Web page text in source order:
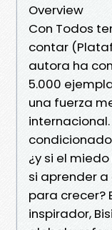
Overview
Con Todos
contar
autora ha
5.000
una fuerza
¿y si el
si aprender a
para crecer?
inspirador,